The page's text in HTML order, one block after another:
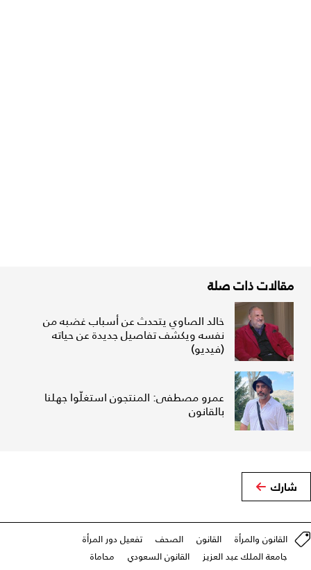
مقالات ذات صلة
خالد الصاوي يتحدث عن أسباب غضبه من
نفسه ويكشف تفاصيل جديدة عن حياته
(فيديو)
عمرو مصطفى: المنتجون استغلّوا جهلنا
بالقانون
شارك
القانون والمرأة القانون الصحف
تفعيل دور المرأة
جامعة الملك عبد العزيز
القانون السعودي محاماة